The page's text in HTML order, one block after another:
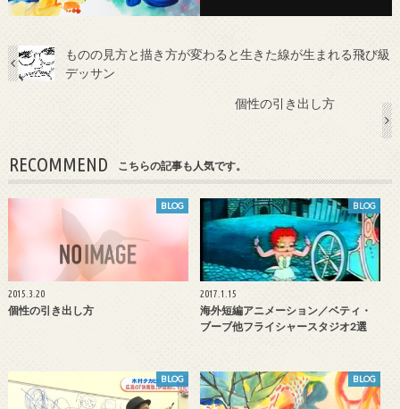
ものの見方と描き方が変わると生きた線が生まれる飛び級
デッサン
個性の引き出し方
RECOMMEND こちらの記事も人気です。
BLOG
2015.3.20
個性の引き出し方
BLOG
2017.1.15
海外短編アニメーション／ベティ・
ブーブ他フライシャースタジオ2選
BLOG BLOG